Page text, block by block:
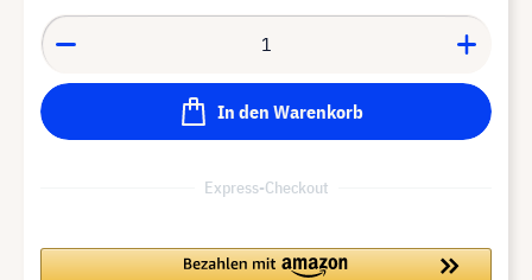
In den Warenkorb
Express-Checkout